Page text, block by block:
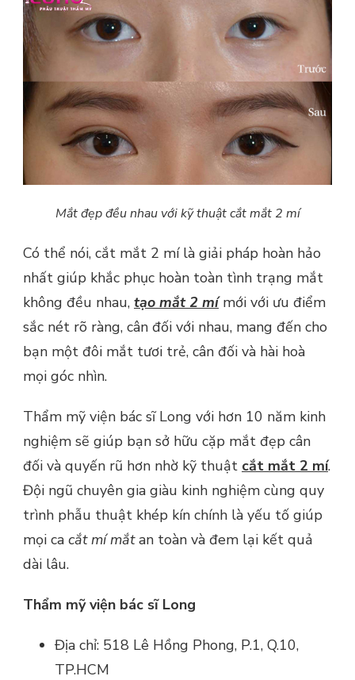
Mắt đẹp đều nhau với kỹ thuật cắt mắt 2 mí
Có thể nói, cắt mắt 2 mí là giải pháp hoàn hảo
nhất giúp khắc phục hoàn toàn tình trạng mắt
không đều nhau, tạo mắt 2 mímới với ưu điểm
sắc nét rõ ràng, cân đối với nhau, mang đến cho
bạn một đôi mắt tươi trẻ, cân đối và hài hoà
mọi góc nhìn.
Thẩm mỹ viện bác sĩ Long với hơn 10 năm kinh
nghiệm sẽ giúp bạn sở hữu cặp mắt đẹp cân
đối và quyến rũ hơn nhờ kỹ thuật cắt mắt 2 mí.
Đội ngũ chuyên gia giàu kinh nghiệm cùng quy
trình phẫu thuật khép kín chính là yếu tố giúp
mọi ca cắt mí mắtan toàn và đem lại kết quả
dài lâu.
Thẩm mỹ viện bác sĩ Long
Địa chỉ: 518 Lê Hồng Phong, P.1, Q.10,
TP.HCM